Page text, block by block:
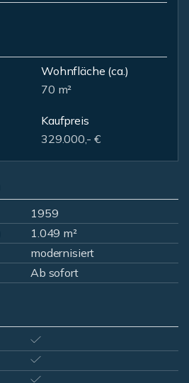
Wohnfläche (ca.)
70 m²
Kaufpreis
329.000,- €
1959
1.049 m²
modernisiert
Ab sofort